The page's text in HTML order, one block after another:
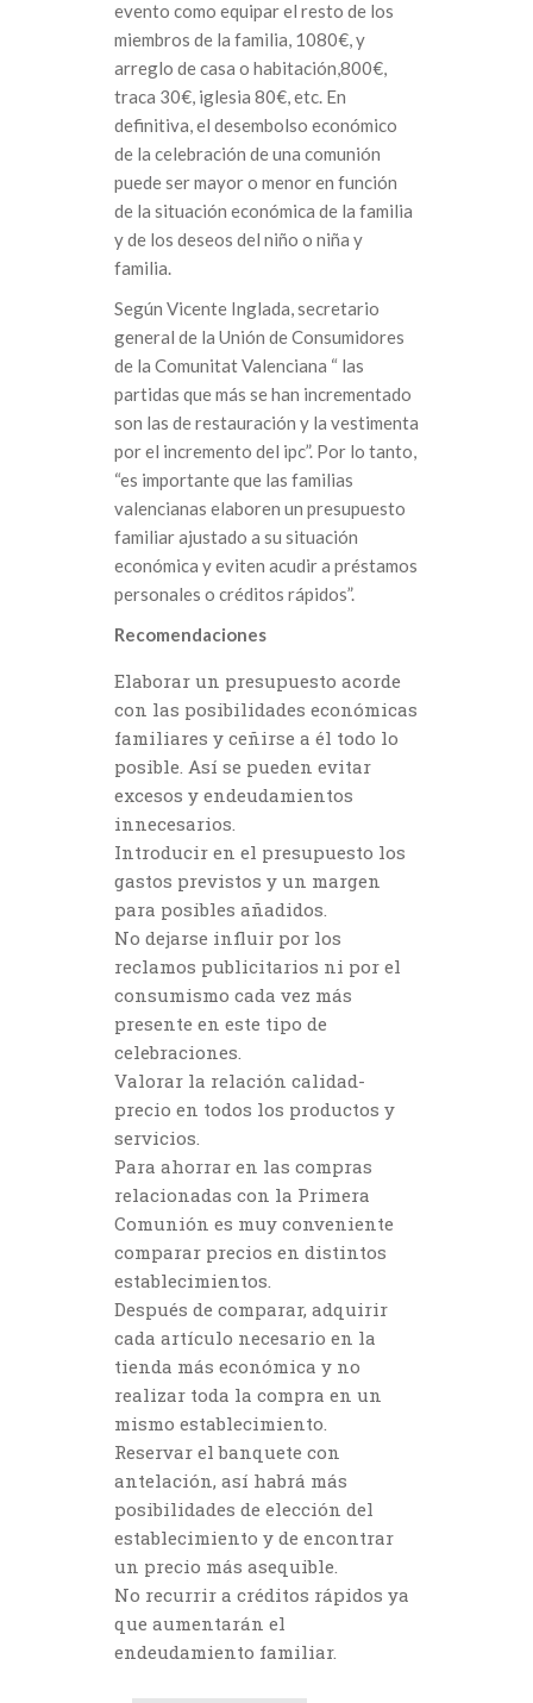
evento como equipar el resto de los
miembros de la familia, 1080€, y
arreglo de casa o habitación,800€,
traca 30€, iglesia 80€, etc. En
definitiva, el desembolso económico
de la celebración de una comunión
puede ser mayor o menor en función
de la situación económica de la familia
y de los deseos del niño o niña y
familia.
Según Vicente Inglada, secretario
general de la Unión de Consumidores
de la Comunitat Valenciana “ las
partidas que más se han incrementado
son las de restauración y la vestimenta
por el incremento del ipc”. Por lo tanto,
“es importante que las familias
valencianas elaboren un presupuesto
familiar ajustado a su situación
económica y eviten acudir a préstamos
personales o créditos rápidos”.
Recomendaciones
Elaborar un presupuesto acorde
con las posibilidades económicas
familiares y ceñirse a él todo lo
posible. Así se pueden evitar
excesos y endeudamientos
innecesarios.
Introducir en el presupuesto los
gastos previstos y un margen
para posibles añadidos.
No dejarse influir por los
reclamos publicitarios ni por el
consumismo cada vez más
presente en este tipo de
celebraciones.
Valorar la relación calidad-
precio en todos los productos y
servicios.
Para ahorrar en las compras
relacionadas con la Primera
Comunión es muy conveniente
comparar precios en distintos
establecimientos.
Después de comparar, adquirir
cada artículo necesario en la
tienda más económica y no
realizar toda la compra en un
mismo establecimiento.
Reservar el banquete con
antelación, así habrá más
posibilidades de elección del
establecimiento y de encontrar
un precio más asequible.
No recurrir a créditos rápidos ya
que aumentarán el
endeudamiento familiar.